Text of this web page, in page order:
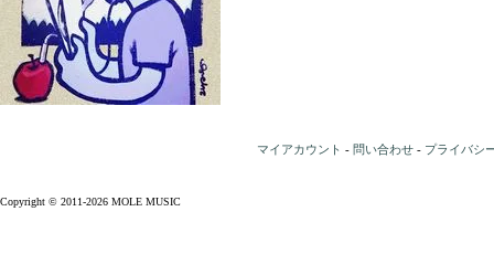
マイアカウント - 問い合わせ - プライバシ
Copyright © 2011-2026 MOLE MUSIC